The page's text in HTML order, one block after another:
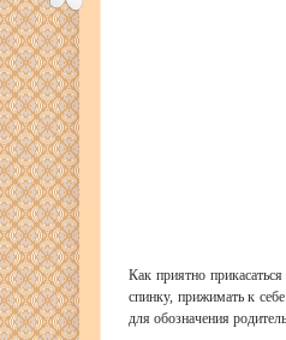
Как приятно
спинку, прижимать к
для обозначения